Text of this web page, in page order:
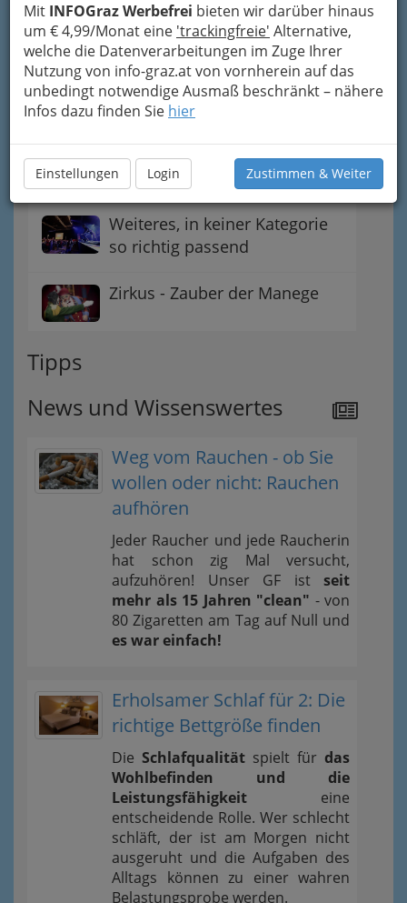
Mit INFOGraz Werbefrei bieten wir darüber hinaus
um € 4,99/Monat eine 'trackingfreie' Alternative,
welche die Datenverarbeitungen im Zuge Ihrer
Nutzung von info-graz.at von vornherein auf das
unbedingt notwendige Ausmaß beschränkt – nähere
Infos dazu finden Sie hier
Einstellungen Login Zustimmen & Weiter
Kulinarische Highlights
Sportereignisse
Wellness & Fitness
Weiteres, in keiner Kategorie
so richtig passend
Zirkus - Zauber der Manege
Tipps
News und Wissenswertes
Weg vom Rauchen - ob Sie
wollen oder nicht: Rauchen
aufhören
Jeder Raucher und jede Raucherin
hat schon zig Mal versucht,
aufzuhören! Unser GF ist seit
mehr als 15 Jahren "clean" - von
80 Zigaretten am Tag auf Null und
es war einfach!
Erholsamer Schlaf für 2: Die
richtige Bettgröße finden
Die Schlafqualität spielt für das
Wohlbefinden und die
Leistungsfähigkeit eine
entscheidende Rolle. Wer schlecht
schläft, der ist am Morgen nicht
ausgeruht und die Aufgaben des
Alltags können zu einer wahren
Belastungsprobe werden.